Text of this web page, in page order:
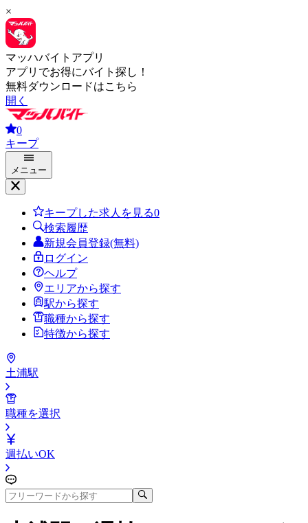
×
マッハバイトアプリ
アプリでお得にバイト探し！
無料ダウンロードはこちら
開く
0
キープ
メニュー
キープした求人を見る0
検索履歴
新規会員登録(無料)
ログイン
ヘルプ
エリアから探す
駅から探す
職種から探す
特徴から探す
土浦駅
職種を選択
週払いOK